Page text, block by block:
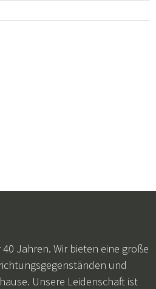
Jahren. Wir bieten eine große
und
Unsere Leidenschaft ist